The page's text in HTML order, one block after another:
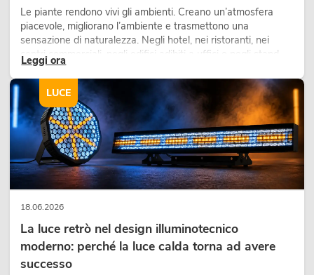
Le piante rendono vivi gli ambienti. Creano un’atmosfera
piacevole, migliorano l’ambiente e trasmettono una
sensazione di naturalezza. Negli hotel, nei ristoranti, nei
centri commerciali, negli edifici adibiti a uffici o negli stand
fieristici, una vegetazione di alta qualità è ormai parte
integrante dei moderni progetti di arredamento.
Leggi ora
18.06.2026
La luce retrò nel design illuminotecnico
moderno: perché la luce calda torna ad avere
successo
LUCE